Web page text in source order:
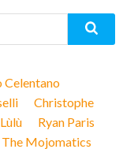
Celentano
Christophe
Lùlù
Ryan Paris
The Mojomatics